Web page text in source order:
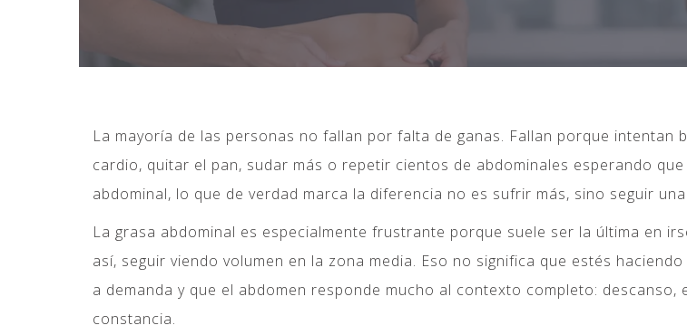
La mayoría de las personas no fallan por falta de ganas. Fallan porque intentan
cardio, quitar el pan, sudar más o repetir cientos de abdominales esperando
abdominal, lo que de verdad marca la diferencia no es sufrir más, sino seguir
La grasa abdominal es especialmente frustrante porque suele ser la última en
así, seguir viendo volumen en la zona media. Eso no significa que estés
a demanda y que el abdomen responde mucho al contexto completo:
constancia.